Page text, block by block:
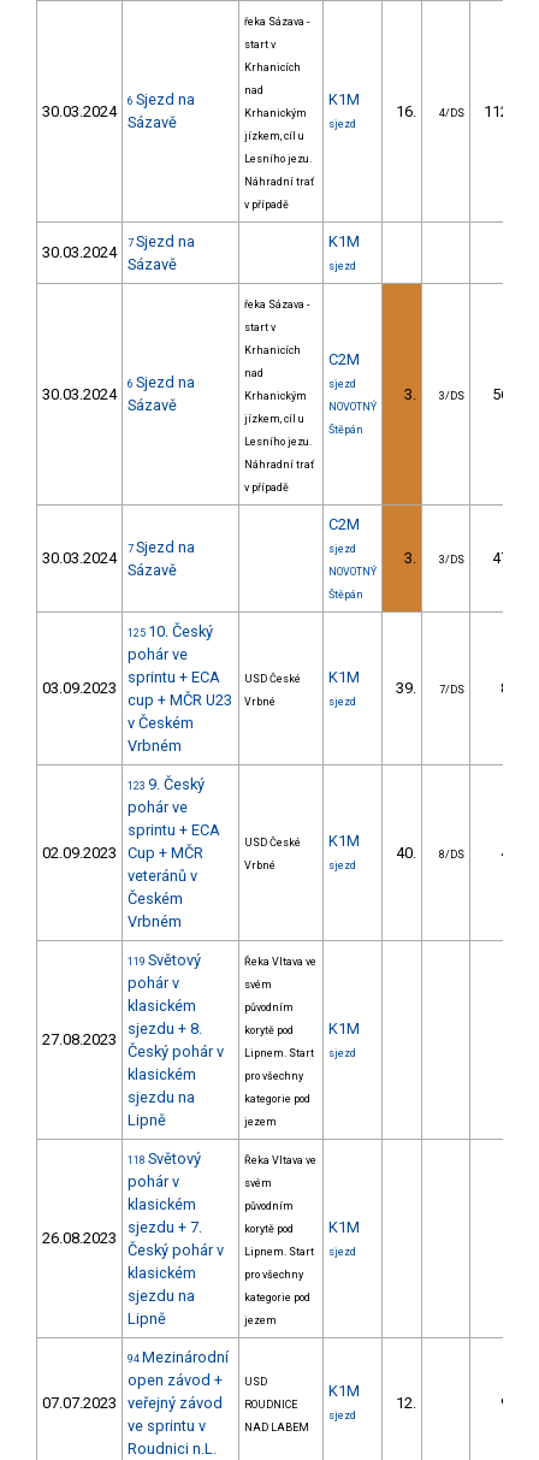
30.03.2024
6 Sjezd na
Sázavě
řeka Sázava -
start v
Krhanicích
nad
Krhanickým
jízkem, cíl u
Lesního jezu.
Náhradní trať
v případě
K1M
sjezd
16. 4/DS 112.64
30.03.2024 7 Sjezd na
Sázavě
K1M
sjezd
30.03.2024
6 Sjezd na
Sázavě
řeka Sázava -
start v
Krhanicích
nad
Krhanickým
jízkem, cíl u
Lesního jezu.
Náhradní trať
v případě
C2M
sjezd
NOVOTNÝ
Štěpán
3. 3/DS 56.09
30.03.2024 7 Sjezd na
Sázavě
C2M
sjezd
NOVOTNÝ
Štěpán
3. 3/DS 47.35
03.09.2023
125 10. Český
pohár ve
sprintu + ECA
cup + MČR U23
v Českém
Vrbném
USD České
Vrbné
K1M
sjezd
39. 7/DS 8.48
02.09.2023
123 9. Český
pohár ve
sprintu + ECA
Cup + MČR
veteránů v
Českém
Vrbném
USD České
Vrbné
K1M
sjezd
40. 8/DS 4.91
27.08.2023
119 Světový
pohár v
klasickém
sjezdu + 8.
Český pohár v
klasickém
sjezdu na
Lipně
Řeka Vltava ve
svém
původním
korytě pod
Lipnem. Start
pro všechny
kategorie pod
jezem
K1M
sjezd
26.08.2023
118 Světový
pohár v
klasickém
sjezdu + 7.
Český pohár v
klasickém
sjezdu na
Lipně
Řeka Vltava ve
svém
původním
korytě pod
Lipnem. Start
pro všechny
kategorie pod
jezem
K1M
sjezd
07.07.2023
94 Mezinárodní
open závod +
veřejný závod
ve sprintu v
Roudnici n.L.
USD
ROUDNICE
NAD LABEM
K1M
sjezd
12. 9.57